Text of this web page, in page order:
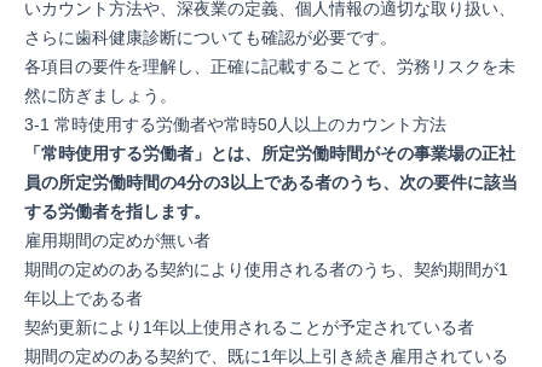
いカウント方法や、深夜業の定義、個人情報の適切な取り扱い、
さらに歯科健康診断についても確認が必要です。
各項目の要件を理解し、正確に記載することで、労務リスクを未
然に防ぎましょう。
3-1 常時使用する労働者や常時50人以上のカウント方法
「常時使用する労働者」とは、所定労働時間がその事業場の正社
員の所定労働時間の4分の3以上である者のうち、次の要件に該当
する労働者を指します。
雇用期間の定めが無い者
期間の定めのある契約により使用される者のうち、契約期間が1
年以上である者
契約更新により1年以上使用されることが予定されている者
期間の定めのある契約で、既に1年以上引き続き雇用されている